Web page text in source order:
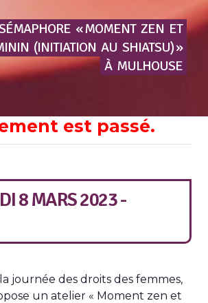
« MOMENT ZEN ET
(INITIATION AU SHIATSU) »
À MULHOUSE
est passé.
8 MARS 2023 -
la journée des droits des femmes,
un atelier « Moment zen et